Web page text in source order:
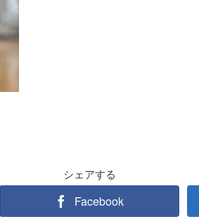
シェアする
Facebook